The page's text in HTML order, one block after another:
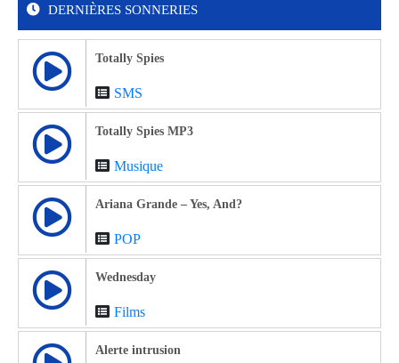
DERNIÈRES SONNERIES
Totally Spies
SMS
Totally Spies MP3
Musique
Ariana Grande – Yes, And?
POP
Wednesday
Films
Alerte intrusion